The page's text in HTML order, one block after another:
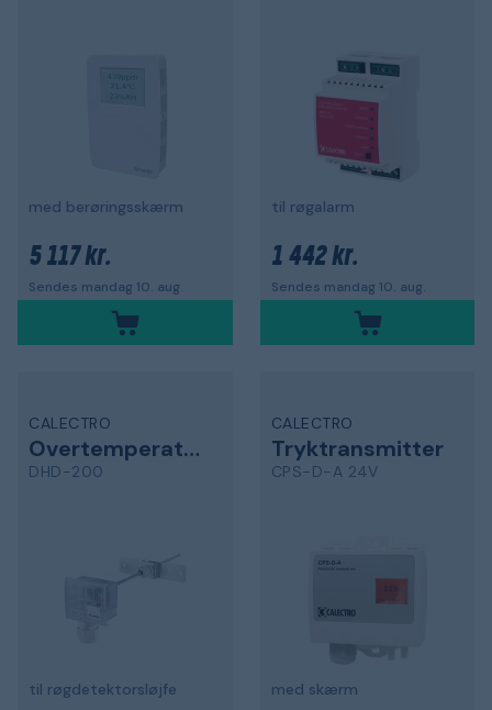
med berøringsskærm
5 117 kr.
Sendes mandag 10. aug.
til røgalarm
1 442 kr.
Sendes mandag 10. aug.
CALECTRO
Overtemperatur detektor
DHD-200
til røgdetektorsløjfe
CALECTRO
Tryktransmitter
CPS-D-A 24V
med skærm